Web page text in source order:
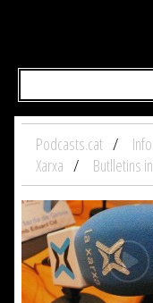
Podcasts.cat
Xarxa
Butlletins